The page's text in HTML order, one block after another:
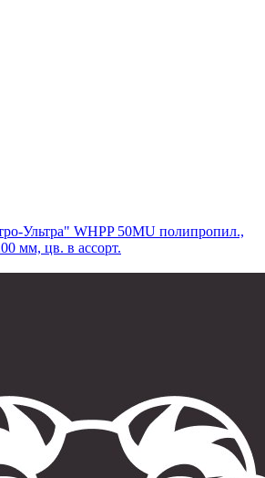
Ультра" WHPP 50MU полипропил.,
мм, цв. в ассорт.